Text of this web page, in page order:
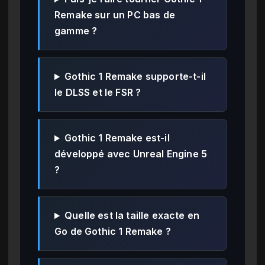
Remake sur un PC bas de
gamme ?
Gothic 1 Remake supporte-t-il
le DLSS et le FSR ?
Gothic 1 Remake est-il
développé avec Unreal Engine 5
?
Quelle est la taille exacte en
Go de Gothic 1 Remake ?